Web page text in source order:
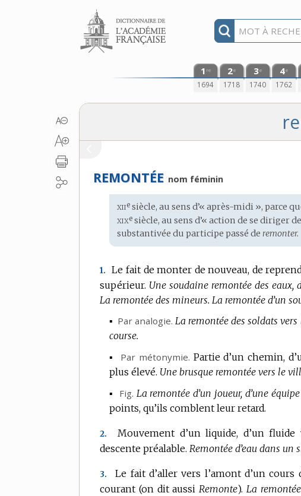
Aller au contenu
1 re
1694
2e
1718
3e
1740
4e
1762
REMONTÉE nom féminin
Étymologie
:
xiie siècle, au sens d’« après-midi », parce
xixe siècle, au sens d’« action de se diriger
substantivée du participe passé deremonter.
1.
Le fait de monter de nouveau, de
supérieur. Une soudaine remontée des eaux,
La remontée des mineurs. La remontée d’un
▪ Par analogie. La remontée des soldats
course.
▪ Par métonymie. Partie d’un chemin,
plus élevé. Une brusque remontée vers le
▪ Fig. La remontée d’un joueur, d’une
points, qu’ils comblent leur retard.
2.
Mouvement d’un liquide, d’un
descente préalable. Remontée d’eau dans un
3.
Le fait d’aller vers l’amont d’un cours
courant (on dit aussiRemonte). La